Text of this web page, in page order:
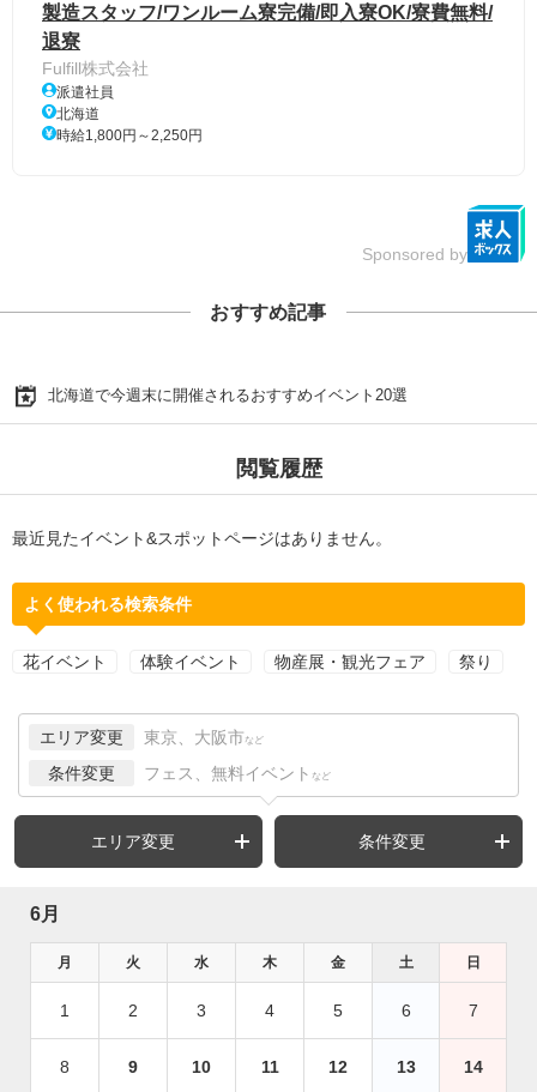
製造スタッフ/ワンルーム寮完備/即入寮OK/寮費無料/
退寮
Fulfill株式会社
派遣社員
北海道
時給1,800円～2,250円
Sponsored by
おすすめ記事
北海道で今週末に開催されるおすすめイベント20選
閲覧履歴
最近見たイベント&スポットページはありません。
よく使われる検索条件
花イベント 体験イベント 物産展・観光フェア 祭り
エリア変更 東京、大阪市 など
条件変更 フェス、無料イベント など
エリア変更 条件変更
6月
月 火 水 木 金 土 日
1 2 3 4 5 6 7
8 9 10 11 12 13 14